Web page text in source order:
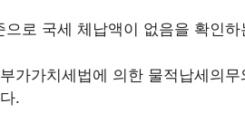
로 국세 체납액이 없음을 확인
가가치세법에 의한 물적납세의
.